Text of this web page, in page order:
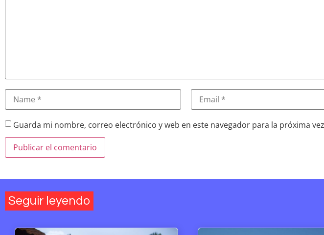
Guarda mi nombre, correo electrónico y web en este navegador para la próxima
Seguir leyendo